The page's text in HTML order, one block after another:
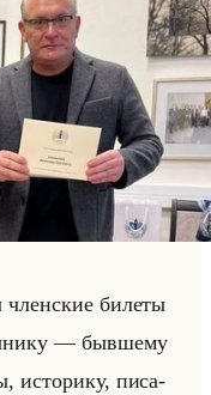
би­ле­ты
— быв­ше­му
ис­то­ри­ку, пи­са­